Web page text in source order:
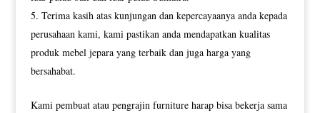
Terima kasih atas kunjungan dan kepercayaanya anda kepada
perusahaan kami, kami pastikan anda mendapatkan kualitas
produk mebel jepara yang terbaik dan juga harga yang
bersahabat.
Kami pembuat atau pengrajin furniture harap bisa bekerja sama